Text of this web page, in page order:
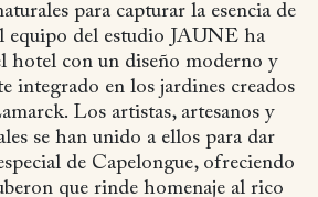
para capturar la esencia de
equipo del estudio JAUNE ha
hotel con un diseño moderno y
integrado en los jardines creados
Los artistas, artesanos y
se han unido a ellos para dar
de Capelongue, ofreciendo
que rinde homenaje al rico